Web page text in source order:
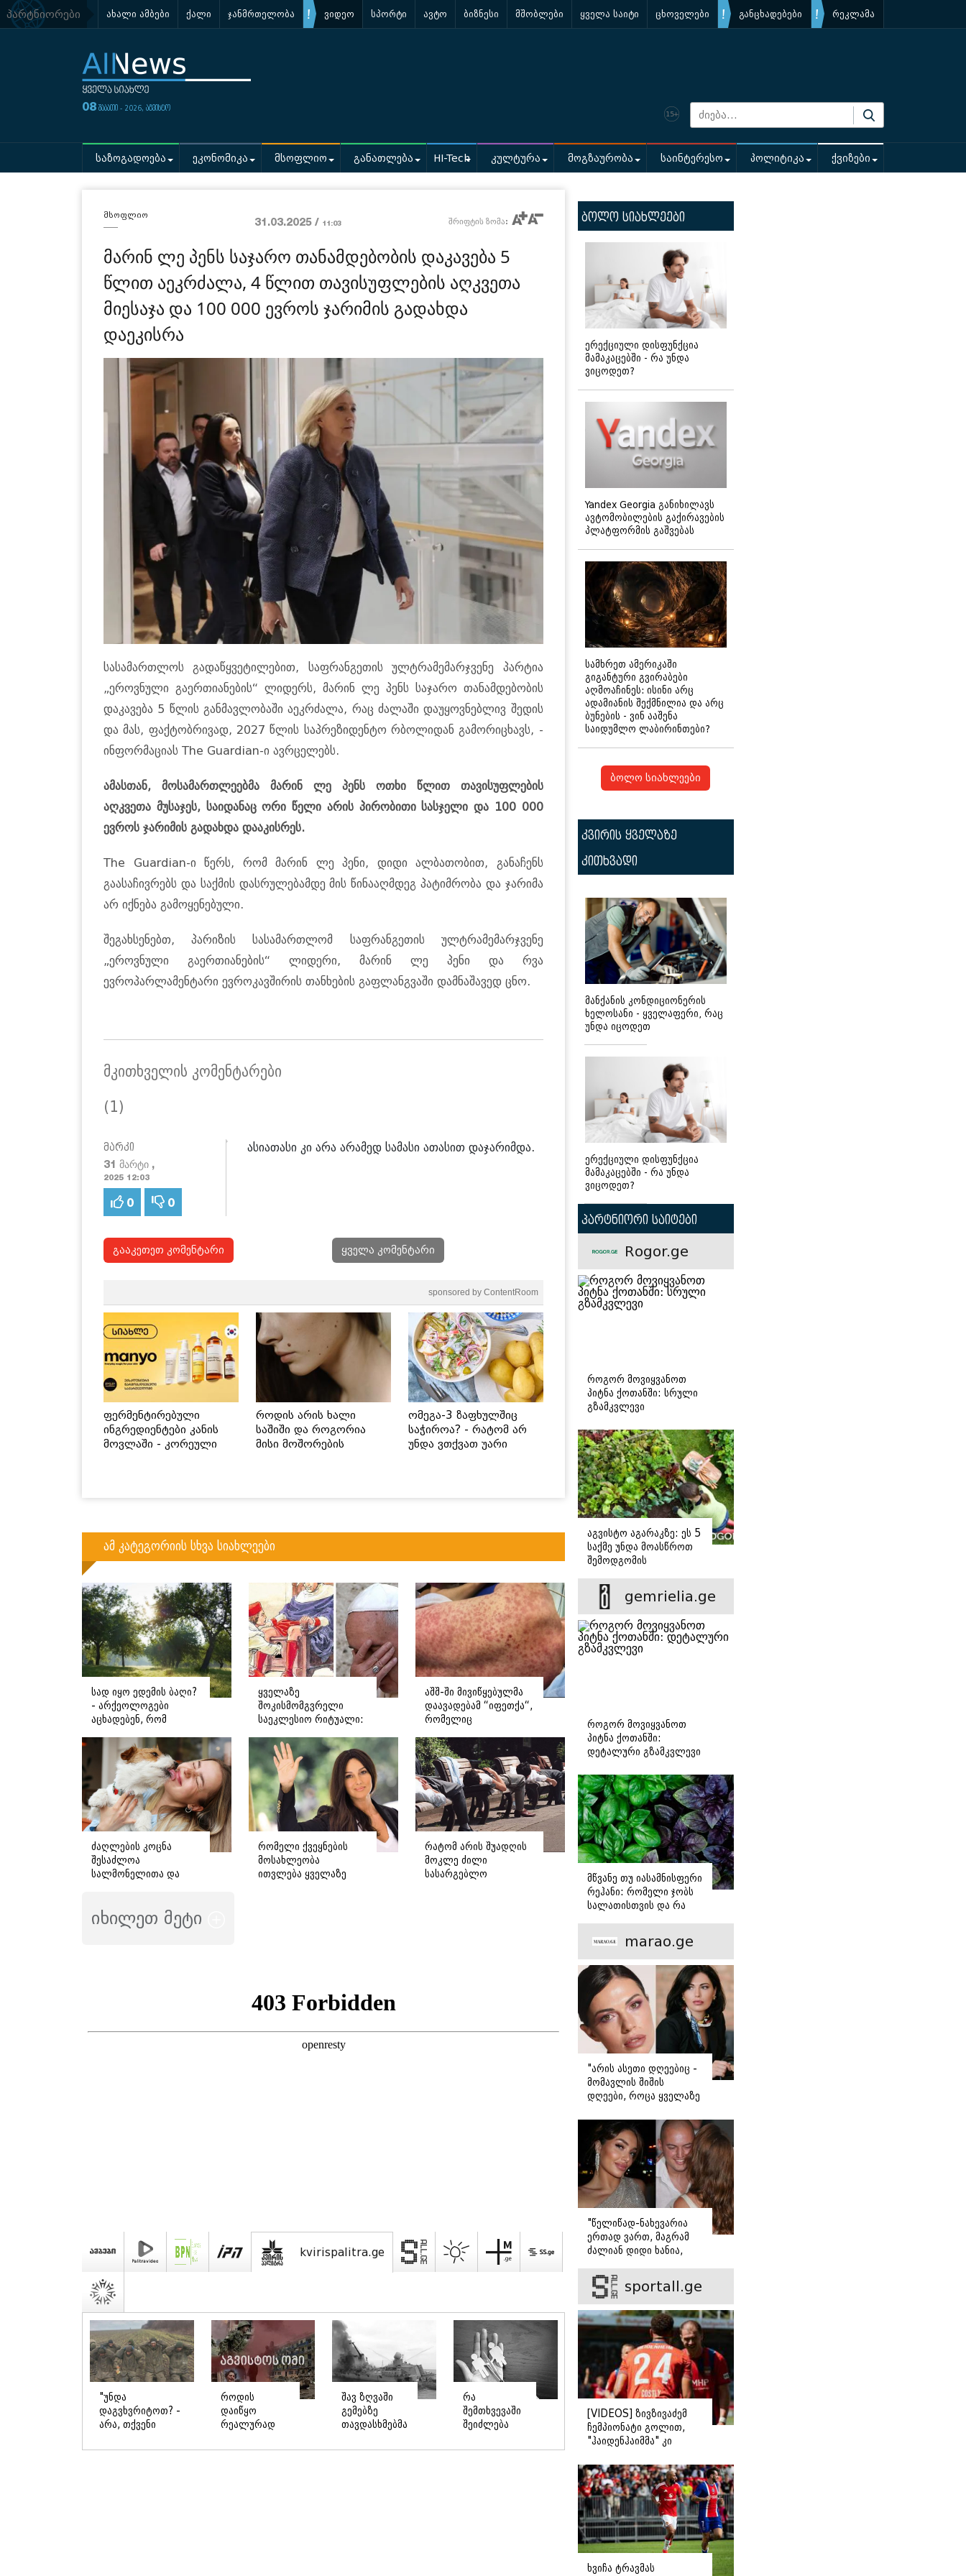
პარტნიორები ახალი ამბები ქალი ჯანმრთელობა ვიდეო სპორტი ავტო ბიზნესი მშობლები ყველა საიტი ცხოველები განცხადებები რეკლამა
08 შაბათი - 2026, აგვისტო
საზოგადოება ეკონომიკა მსოფლიო განათლება HI-Tech კულტურა მოგზაურობა საინტერესო პოლიტიკა ქვიზები
მსოფლიო
31.03.2025 / 11:03 შრიფტის ზომა:
მარინ ლე პენს საჯარო თანამდებობის დაკავება 5
წლით აეკრძალა, 4 წლით თავისუფლების აღკვეთა
მიესაჯა და 100 000 ევროს ჯარიმის გადახდა
დაეკისრა
სასამართლოს გადაწყვეტილებით, საფრანგეთის ულტრამემარჯვენე პარტია
„ეროვნული გაერთიანების“ ლიდერს, მარინ ლე პენს საჯარო თანამდებობის
დაკავება 5 წლის განმავლობაში აეკრძალა, რაც ძალაში დაუყოვნებლივ შედის
და მას, ფაქტობრივად, 2027 წლის საპრეზიდენტო რბოლიდან გამორიცხავს, -
ინფორმაციას The Guardian-ი ავრცელებს.
ამასთან, მოსამართლეებმა მარინ ლე პენს ოთხი წლით თავისუფლების
აღკვეთა მუსაჯეს, საიდანაც ორი წელი არის პირობითი სასჯელი და 100 000
ევროს ჯარიმის გადახდა დააკისრეს.
The Guardian-ი წერს, რომ მარინ ლე პენი, დიდი ალბათობით, განაჩენს
გაასაჩივრებს და საქმის დასრულებამდე მის წინააღმდეგ პატიმრობა და ჯარიმა
არ იქნება გამოყენებული.
შეგახსენებთ, პარიზის სასამართლომ საფრანგეთის ულტრამემარჯვენე
„ეროვნული გაერთიანების“ ლიდერი, მარინ ლე პენი და რვა
ევროპარლამენტარი ევროკავშირის თანხების გაფლანგვაში დამნაშავედ ცნო.
მკითხველის კომენტარები
(1)
მარკი
31 მარტი ,
2025 12:03
0 0
ასიათასი კი არა არამედ სამასი ათასით დაჯარიმდა.
გააკეთეთ კომენტარი ყველა კომენტარი
sponsored by ContentRoom
ფერმენტირებული
ინგრედიენტები კანის
მოვლაში - კორეული
როდის არის ხალი
საშიში და როგორია
მისი მოშორების
ომეგა-3 ზაფხულშიც
საჭიროა? - რატომ არ
უნდა ვთქვათ უარი
ამ კატეგორიის სხვა სიახლეები
სად იყო ედემის ბაღი?
- არქეოლოგები
აცხადებენ, რომ
ადგილმდებარეობა
დაადგინეს
ყველაზე
შოკისმომგვრელი
საეკლესიო რიტუალი:
უმოწმებდნენ რომის
პაპს სქესს?
აშშ-ში მივიწყებულმა
დაავადებამ “იფეთქა“,
რომელიც
ჰოსპიტალიზაციას
საჭიროებს - რას წერს
დასავლური მედია?
ძაღლების კოცნა
შესაძლოა
სალმონელითა და
ზრდიდეს -
სპეციალისტების
რომელი ქვეყნების
მოსახლეობა
ითვლება ყველაზე
რატომ არის შუადღის
მოკლე ძილი
სასარგებლო
იხილეთ მეტი
kvirispalitra.ge
"უნდა
დაგვხვრიტოთ? -
არა, თქვენი
გვაწყობს,
როდის
დაიწყო
რეალურად
რუსეთის ომი
შავ ზღვაში
გემებზე
თავდასხმებმა
უკრაინის
რა
შემთხვევაში
შეიძლება
მშობელს
ბოლო სიახლეები
ერექციული დისფუნქცია
მამაკაცებში - რა უნდა
ვიცოდეთ?
Yandex Georgia განიხილავს
ავტომობილების გაქირავების
პლატფორმის გაშვებას
სამხრეთ ამერიკაში
გიგანტური გვირაბები
აღმოაჩინეს: ისინი არც
ადამიანის შექმნილია და არც
ბუნების - ვინ ააშენა
საიდუმლო ლაბირინთები?
ბოლო სიახლეები
კვირის ყველაზე
კითხვადი
მანქანის კონდიციონერის
ხელოსანი - ყველაფერი, რაც
უნდა იცოდეთ
ერექციული დისფუნქცია
მამაკაცებში - რა უნდა
ვიცოდეთ?
პარტნიორი საიტები
Rogor.ge
როგორ მოვიყვანოთ
პიტნა ქოთანში: სრული
გზამკვლევი
აგვისტო აგარაკზე: ეს 5
საქმე უნდა მოასწროთ
შემოდგომის
gemrielia.ge
როგორ მოვიყვანოთ
პიტნა ქოთანში:
დეტალური გზამკვლევი
მწვანე თუ იასამნისფერი
რეჰანი: რომელი ჯობს
სალათისთვის და რა
marao.ge
"არის ასეთი დღეებიც -
მომავლის შიშის
დღეები, როცა ყველაზე
- ირინა ონაშვილის
წერილი
"წელიწად-ნახევარია
ერთად ვართ, მაგრამ
ძალიან დიდი ხანია,
ბარბაქაძის რჩეული და
როგორია მისი
სიყვარულის ამბავი
sportall.ge
[VIDEOS] ზივზივაძემ
ჩემპიონატი გოლით,
"ჰაიდენჰაიმმა" კი
ხვიჩა ტრავმას